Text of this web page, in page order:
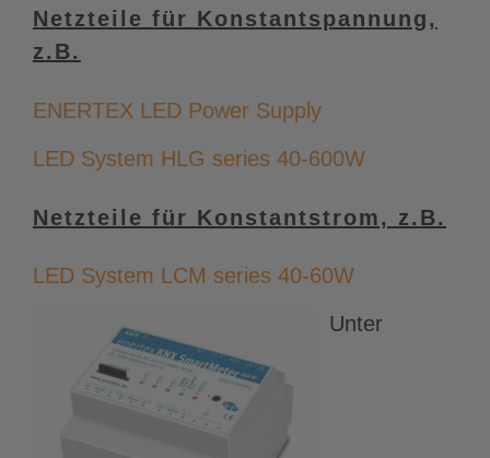
Netzteile für Konstantspannung,
z.B.
ENERTEX LED Power Supply
LED System HLG series 40-600W
Netzteile für Konstantstrom, z.B.
LED System LCM series 40-60W
Unter